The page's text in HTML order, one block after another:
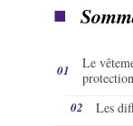
Le
Les